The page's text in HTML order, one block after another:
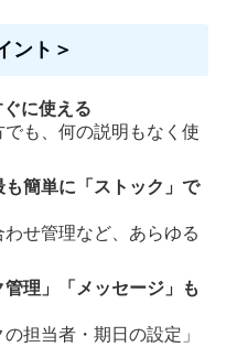
ント＞
に使える
でも、何の説明もなく使
簡単に「ストック」で
せ管理など、あらゆる
理」「メッセージ」も
担当者・期日の設定」